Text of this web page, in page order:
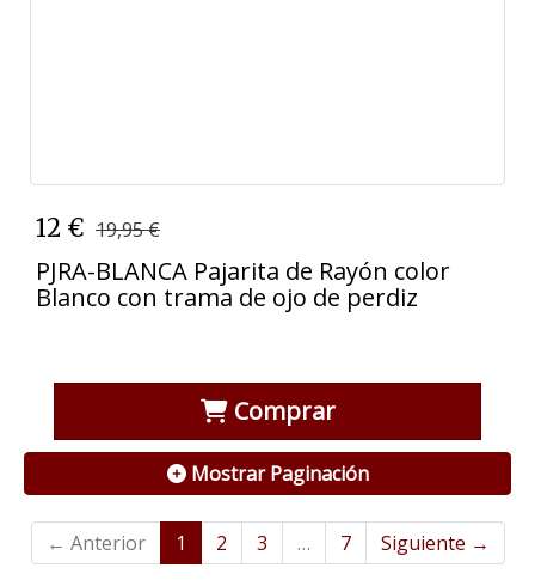
12 € 19,95 €
PJRA-BLANCA Pajarita de Rayón color
Blanco con trama de ojo de perdiz
Comprar
Mostrar Paginación
← Anterior 1 2 3 … 7 Siguiente →